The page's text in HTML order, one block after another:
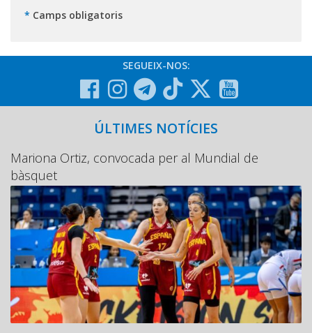
* Camps obligatoris
SEGUEIX-NOS:
ÚLTIMES NOTÍCIES
Mariona Ortiz, convocada per al Mundial de
bàsquet